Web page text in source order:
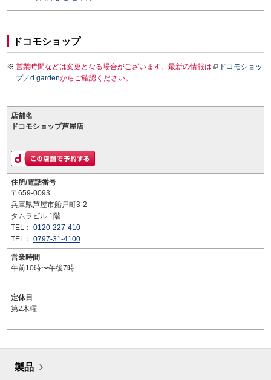
ドコモショップ
営業時間などは変更となる場合がございます。最新の情報は
ドコモショッ
プ／d gardenからご確認ください。
店舗名
ドコモショップ芦屋店
住所/電話番号
〒659-0093
兵庫県芦屋市船戸町3-2
タムラビル 1階
TEL： 0120-227-410
TEL： 0797-31-4100
営業時間
午前10時〜午後7時
定休日
第2木曜
製品